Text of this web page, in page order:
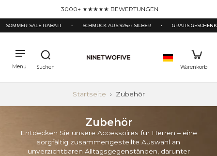
3000+ ★★★★★ BEWERTUNGEN
SOMMER SALE RABATT SCHMUCK AUS 925er SILBER GRATIS
Startseite › Zubehör
Zubehör
Entdecken Sie unsere Accessoires für Herren – eine
sorgfältig zusammengestellte Auswahl an
unverzichtbaren Alltagsgegenständen, darunter